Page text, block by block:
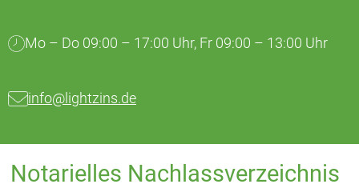
Mo – Do 09:00 – 17:00 Uhr, Fr 09:00 – 13:00 Uhr
info@lightzins.de
Notarielles Nachlassverzeichnis